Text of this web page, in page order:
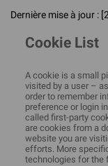
Dernière mise à jour :
Cookie List
A cookie is a small
visited by a user –
order to remember
preference or login
called first-party
are cookies from a
website you are
efforts. More
technologies for the